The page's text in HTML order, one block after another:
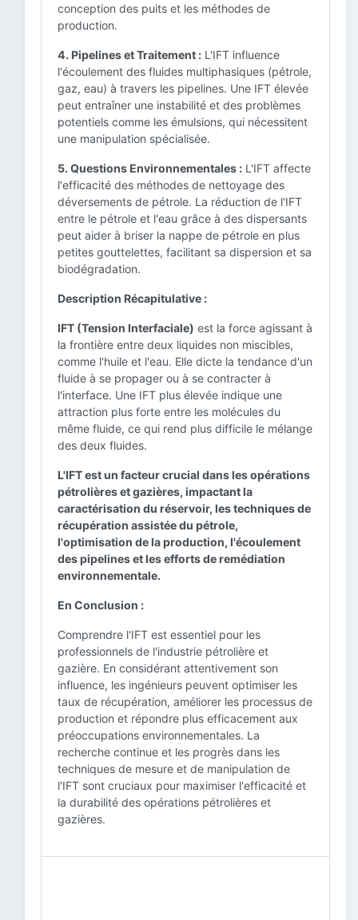
conception des puits et les méthodes de
production.
4. Pipelines et Traitement : L'IFT influence
l'écoulement des fluides multiphasiques (pétrole,
gaz, eau) à travers les pipelines. Une IFT élevée
peut entraîner une instabilité et des problèmes
potentiels comme les émulsions, qui nécessitent
une manipulation spécialisée.
5. Questions Environnementales : L'IFT affecte
l'efficacité des méthodes de nettoyage des
déversements de pétrole. La réduction de l'IFT
entre le pétrole et l'eau grâce à des dispersants
peut aider à briser la nappe de pétrole en plus
petites gouttelettes, facilitant sa dispersion et sa
biodégradation.
Description Récapitulative :
IFT (Tension Interfaciale) est la force agissant à
la frontière entre deux liquides non miscibles,
comme l'huile et l'eau. Elle dicte la tendance d'un
fluide à se propager ou à se contracter à
l'interface. Une IFT plus élevée indique une
attraction plus forte entre les molécules du
même fluide, ce qui rend plus difficile le mélange
des deux fluides.
L'IFT est un facteur crucial dans les opérations
pétrolières et gazières, impactant la
caractérisation du réservoir, les techniques de
récupération assistée du pétrole,
l'optimisation de la production, l'écoulement
des pipelines et les efforts de remédiation
environnementale.
En Conclusion :
Comprendre l'IFT est essentiel pour les
professionnels de l'industrie pétrolière et
gazière. En considérant attentivement son
influence, les ingénieurs peuvent optimiser les
taux de récupération, améliorer les processus de
production et répondre plus efficacement aux
préoccupations environnementales. La
recherche continue et les progrès dans les
techniques de mesure et de manipulation de
l'IFT sont cruciaux pour maximiser l'efficacité et
la durabilité des opérations pétrolières et
gazières.